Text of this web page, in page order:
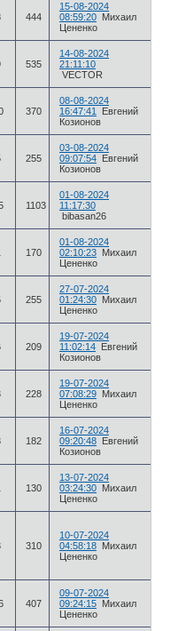
444
15-08-2024
08:59:20 Михаил
Цененко
535
14-08-2024
21:11:10
VECTOR
370
08-08-2024
16:47:41
Евгений
Козионов
255
03-08-2024
09:07:54 Евгений
Козионов
1103
01-08-2024
11:17:30
bibasan26
170
01-08-2024
02:10:23 Михаил
Цененко
255
27-07-2024
01:24:30 Михаил
Цененко
209
19-07-2024
11:02:14 Евгений
Козионов
228
19-07-2024
07:08:29 Михаил
Цененко
182
16-07-2024
09:20:48 Евгений
Козионов
130
13-07-2024
03:24:30 Михаил
Цененко
310
10-07-2024
04:58:18 Михаил
Цененко
407
09-07-2024
09:24:15 Михаил
Цененко